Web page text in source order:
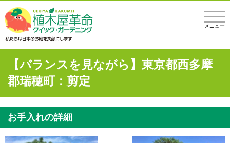
メニュー
【バランスを見ながら】東京都西多摩
郡瑞穂町：剪定
お手入れの詳細